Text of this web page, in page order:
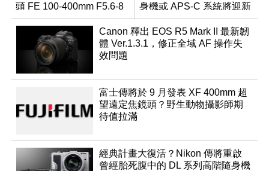
頭 FE 100-400mm F5.6-8
身機或 APS-C 系統將迎新
成員？
Canon 釋出 EOS R5 Mark II 最新韌
體 Ver.1.3.1，修正全域 AF 操作失
效問題
富士傳將於 9 月發表 XF 400mm 超
望遠定焦鏡頭？野生動物攝影師期
待值拉滿
經典計畫大復活？Nikon 傳將重啟
曾經胎死腹中的 DL 系列高階隨身機